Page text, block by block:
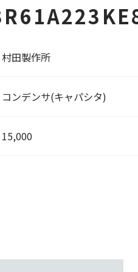
村田製作所
コンデンサ(キャパシタ)
15,000